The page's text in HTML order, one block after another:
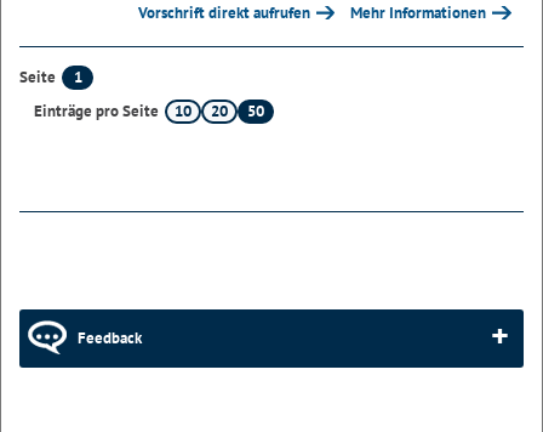
Vorschrift direkt aufrufen Mehr Informationen
Seite
1
Einträge pro Seite
10 20 50
Feedback